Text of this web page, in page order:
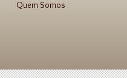
Quem Somos